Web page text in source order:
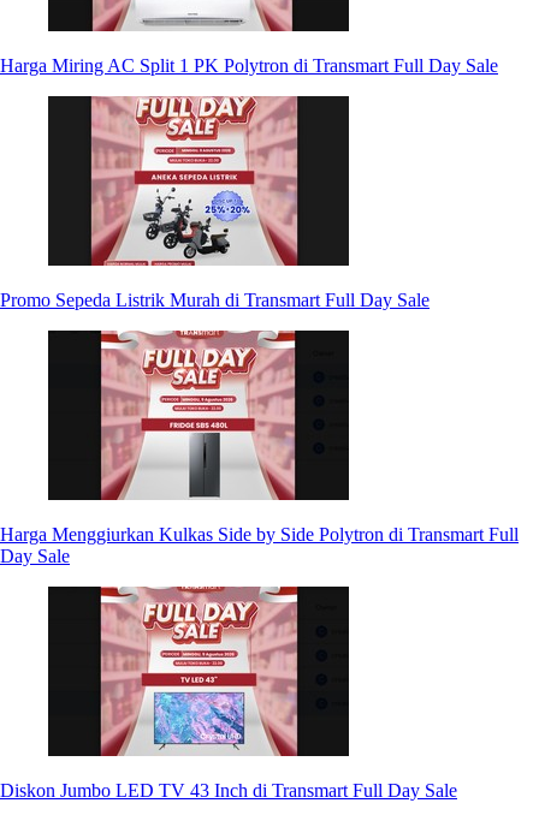
Harga Miring AC Split 1 PK Polytron di Transmart Full Day Sale
Promo Sepeda Listrik Murah di Transmart Full Day Sale
Harga Menggiurkan Kulkas Side by Side Polytron di Transmart Full
Day Sale
Diskon Jumbo LED TV 43 Inch di Transmart Full Day Sale